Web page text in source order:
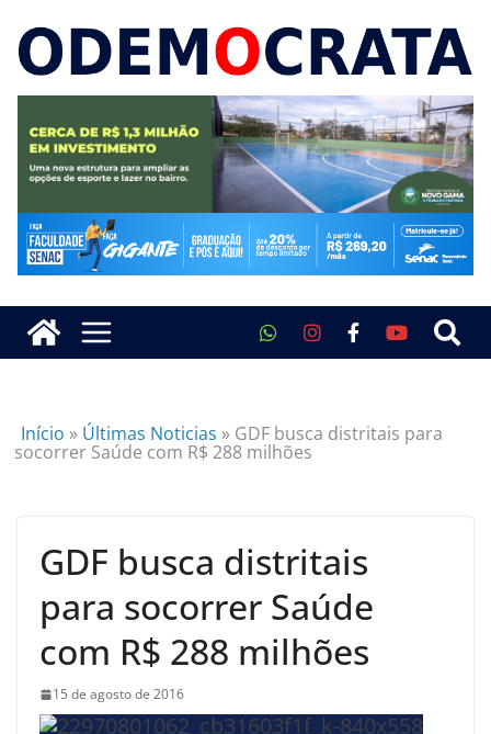
Início » Últimas Noticias » GDF busca distritais para
socorrer Saúde com R$ 288 milhões
GDF busca distritais
para socorrer Saúde
com R$ 288 milhões
15 de agosto de 2016